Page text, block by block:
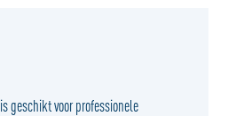
geschikt voor professionele